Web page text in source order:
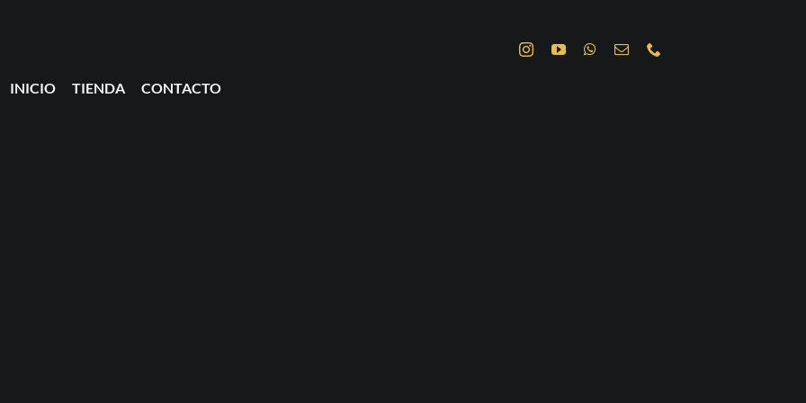
INICIO TIENDA CONTACTO